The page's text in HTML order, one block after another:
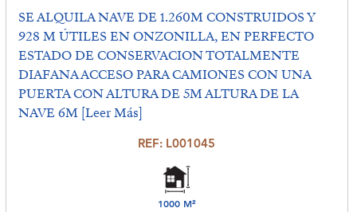
SE ALQUILA NAVE DE 1.260M CONSTRUIDOS Y
928 M ÚTILES EN ONZONILLA, EN PERFECTO
ESTADO DE CONSERVACION TOTALMENTE
DIAFANA ACCESO PARA CAMIONES CON UNA
PUERTA CON ALTURA DE 5M ALTURA DE LA
NAVE 6M [Leer Más]
REF: L001045
1000 M²